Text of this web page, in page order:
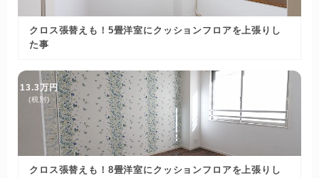
クロス張替えも！5畳洋室にクッションフロアを上張りし
た事
13.3万円
(税別)
クロス張替えも！8畳洋室にクッションフロアを上張りし